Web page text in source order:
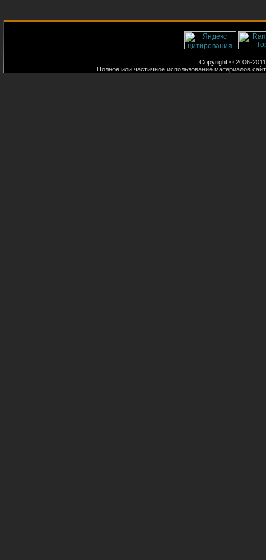
Copyright © 2006-
Полное или частичное использование материалов